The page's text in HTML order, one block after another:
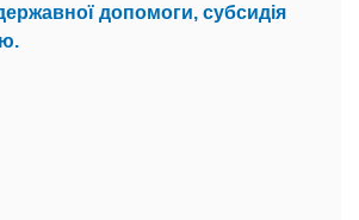
допомоги, субсидія